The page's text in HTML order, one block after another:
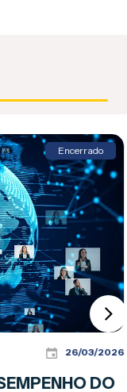
Encerrado
26/03/2026
DO